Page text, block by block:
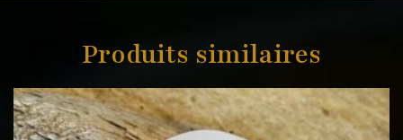
Produits similaires